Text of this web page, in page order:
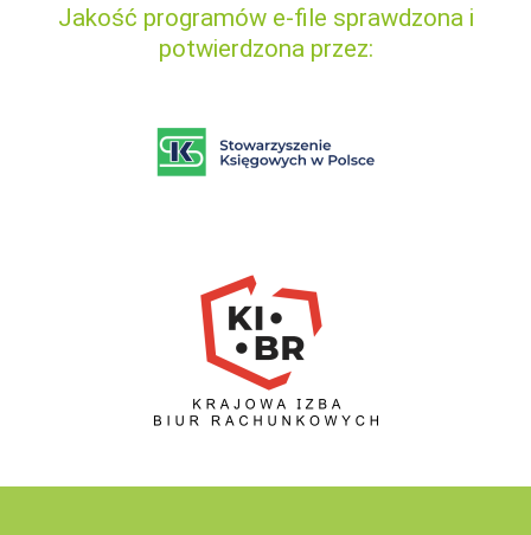
Jakość programów e-file sprawdzona i
potwierdzona przez: